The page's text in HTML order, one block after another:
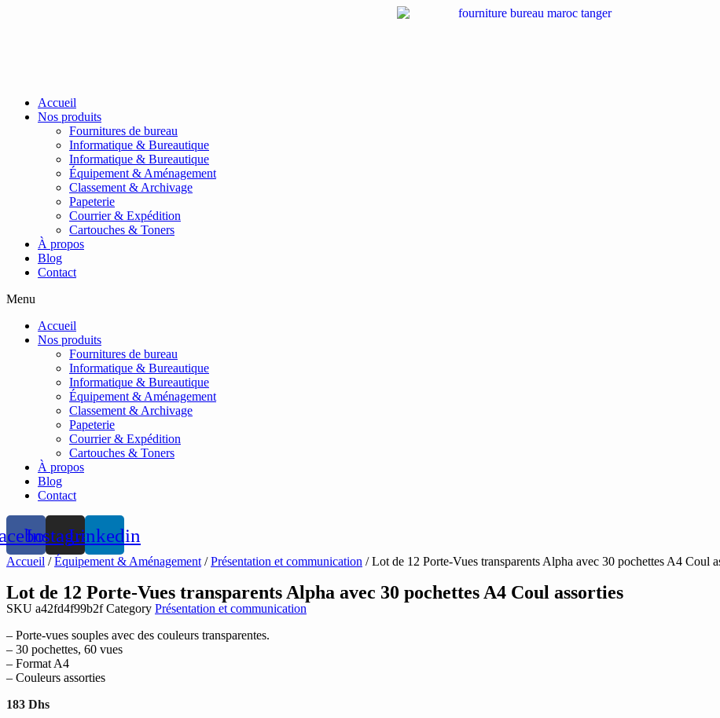
Accueil
Nos produits
Fournitures de bureau
Informatique & Bureautique
Informatique & Bureautique
Équipement & Aménagement
Classement & Archivage
Papeterie
Courrier & Expédition
Cartouches & Toners
À propos
Blog
Contact
Menu
Accueil
Nos produits
Fournitures de bureau
Informatique & Bureautique
Informatique & Bureautique
Équipement & Aménagement
Classement & Archivage
Papeterie
Courrier & Expédition
Cartouches & Toners
À propos
Blog
Contact
InstagramLinkedin
Accueil /Équipement & Aménagement /Présentation et communication / Lot de 12 Porte-Vues transparents Alpha avec 30 pochettes A4 Coul
Lot de 12 Porte-Vues transparents Alpha avec 30 pochettes A4 Coul assorties
SKU a42fd4f99b2fCategory Présentation et communication
– Porte-vues souples avec des couleurs transparentes.
– 30 pochettes, 60 vues
– Format A4
– Couleurs assorties
183 Dhs